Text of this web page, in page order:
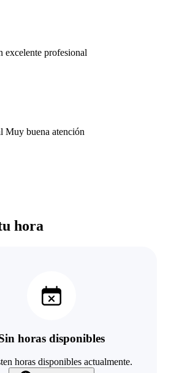
excelente profesional
Muy buena atención
hora
horas disponibles
horas disponibles actualmente.